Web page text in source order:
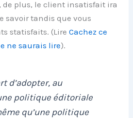
de plus, le client insatisfait ira
savoir tandis que vous
statisfaits. (LireCachez ce
ne saurais lire).
d’adopter, au
politique éditoriale
qu’une politique